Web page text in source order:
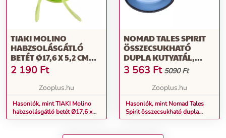
TIAKI MOLINO
HABZSOLÁSGÁTLÓ
BETÉT Ø17,6 X 5,2 CM
KUTYÁKNAK,
MACSKÁKNAK
2 190 Ft
Zooplus.hu
Hasonlók, mint TIAKI Molino
habzsolásgátló betét Ø17,6 x
5,2 cm kutyáknak, macskáknak
NOMAD TALES SPIRIT
ÖSSZECSUKHATÓ
DUPLA KUTYATÁL,
2X350ML, KUTYÁKNAK
3 563 Ft 5090 Ft
Zooplus.hu
Hasonlók, mint Nomad Tales
Spirit összecsukható dupla
kutyatál, 2x350ml, kutyáknak